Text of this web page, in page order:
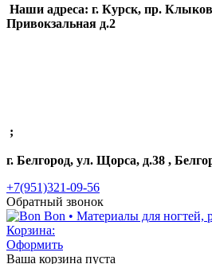
Наши адреса: г. Курск, пр.
Привокзальная д.2
;
г. Белгород, ул. Щорса, д.38 ,
+7(951)321-09-56
Обратный звонок
Корзина:
Оформить
Ваша корзина пуста